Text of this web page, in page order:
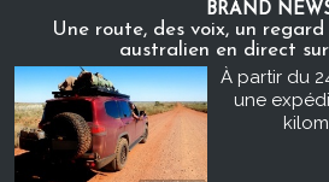
BRAND
Une route, des voix, un regard
australien en direct
À partir du
une